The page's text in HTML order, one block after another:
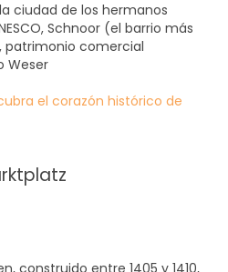
ciudad de los hermanos
Schnoor (el barrio más
patrimonio comercial
Weser
el corazón histórico de
construido entre 1405 y 1410,